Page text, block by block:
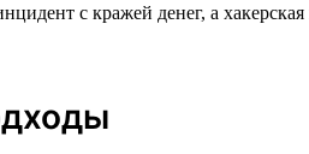
с кражей денег, а